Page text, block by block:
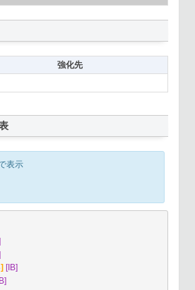
強化先
表示
[IB]